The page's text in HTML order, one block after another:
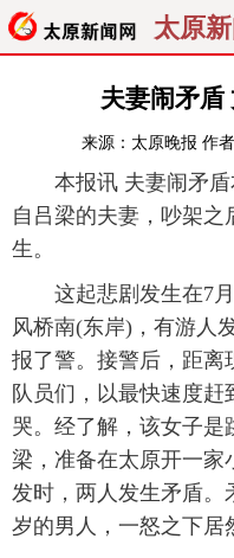
太原
聚焦
经济 关注
纵横 曝光
看天下 晋月读
太原日报 太原晚
夫妻闹矛盾
来源： 太原晚报 作
本报讯 夫妻闹矛盾
自吕梁的夫妻，吵架
生。
这起悲剧发生在7月
风桥南(东岸)，有游人
报了警。接警后，距离
队员们，以最快速度
哭。经了解，该女子是
梁，准备在太原开一家
发时，两人发生矛盾。
岁的男人，一怒之下居